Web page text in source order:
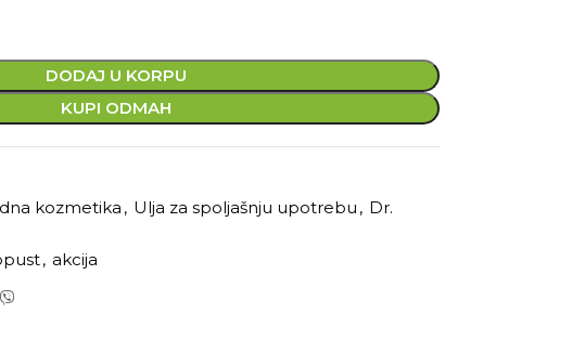
DODAJ U KORPU
KUPI ODMAH
kozmetika , Ulja za spoljašnju upotrebu , Dr.
, akcija